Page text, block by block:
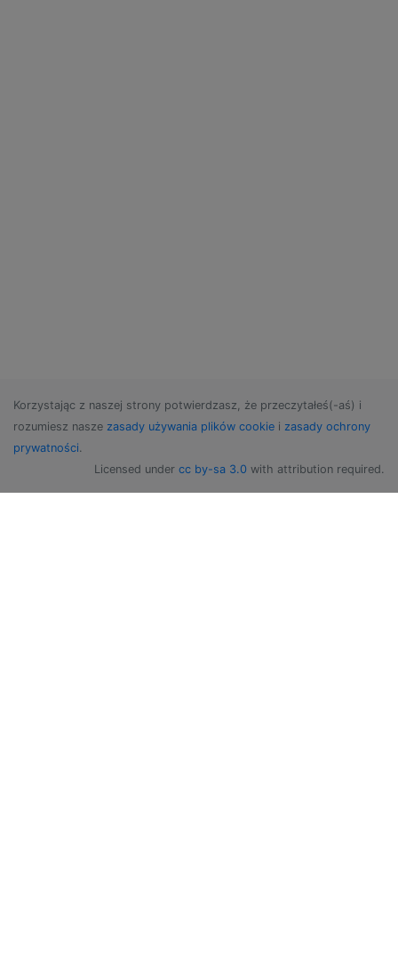
Korzystając z naszej strony potwierdzasz, że przeczytałeś(-aś) i
rozumiesz nasze zasady używania plików cookie i zasady ochrony
prywatności.
Licensed under cc by-sa 3.0 with attribution required.